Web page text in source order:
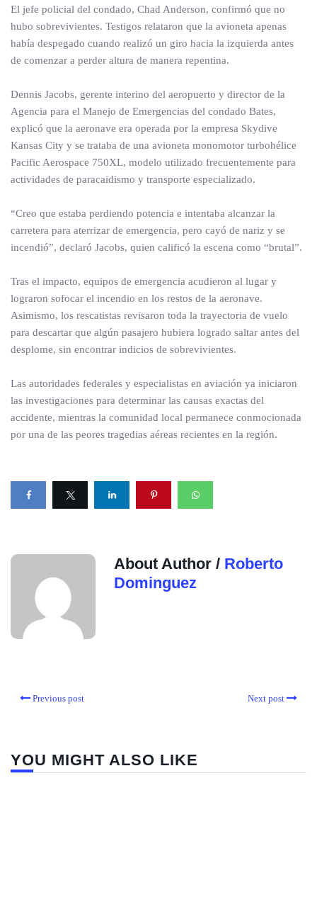
El jefe policial del condado, Chad Anderson, confirmó que no
hubo sobrevivientes. Testigos relataron que la avioneta apenas
había despegado cuando realizó un giro hacia la izquierda antes
de comenzar a perder altura de manera repentina.
Dennis Jacobs, gerente interino del aeropuerto y director de la
Agencia para el Manejo de Emergencias del condado Bates,
explicó que la aeronave era operada por la empresa Skydive
Kansas City y se trataba de una avioneta monomotor turbohélice
Pacific Aerospace 750XL, modelo utilizado frecuentemente para
actividades de paracaidismo y transporte especializado.
“Creo que estaba perdiendo potencia e intentaba alcanzar la
carretera para aterrizar de emergencia, pero cayó de nariz y se
incendió”, declaró Jacobs, quien calificó la escena como “brutal”.
Tras el impacto, equipos de emergencia acudieron al lugar y
lograron sofocar el incendio en los restos de la aeronave.
Asimismo, los rescatistas revisaron toda la trayectoria de vuelo
para descartar que algún pasajero hubiera logrado saltar antes del
desplome, sin encontrar indicios de sobrevivientes.
Las autoridades federales y especialistas en aviación ya iniciaron
las investigaciones para determinar las causas exactas del
accidente, mientras la comunidad local permanece conmocionada
por una de las peores tragedias aéreas recientes en la región.
About Author / Roberto
Dominguez
Previous post Next post
YOU MIGHT ALSO LIKE